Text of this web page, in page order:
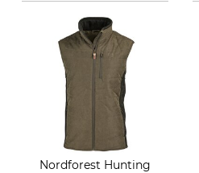
Nordforest Hunting